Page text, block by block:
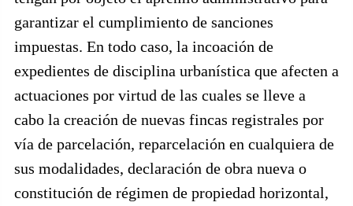
garantizar el cumplimiento de sanciones
impuestas. En todo caso, la incoación de
expedientes de disciplina urbanística que afecten a
actuaciones por virtud de las cuales se lleve a
cabo la creación de nuevas fincas registrales por
vía de parcelación, reparcelación en cualquiera de
sus modalidades, declaración de obra nueva o
constitución de régimen de propiedad horizontal,